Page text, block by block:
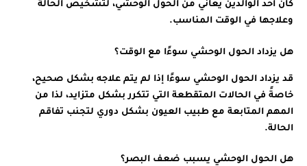
كان أحد الوالدين يعاني من الحول الوحشي، لتشخيص الحالة
وعلاجها في الوقت المناسب.
هل يزداد الحول الوحشي سوءًا مع الوقت؟
قد يزداد الحول الوحشي سوءًا إذا لم يتم علاجه بشكل صحيح،
خاصةً في الحالات المتقطعة التي تتكرر بشكل متزايد، لذا من
المهم المتابعة مع طبيب العيون بشكل دوري لتجنب تفاقم
الحالة.
هل الحول الوحشي يسبب ضعف البصر؟